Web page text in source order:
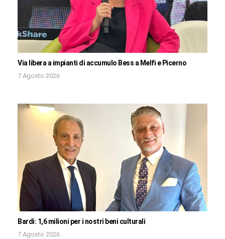
Via libera a impianti di accumulo Bess a Melfi e Picerno
7 Agosto 2026
Bardi: 1,6 milioni per i nostri beni culturali
7 Agosto 2026